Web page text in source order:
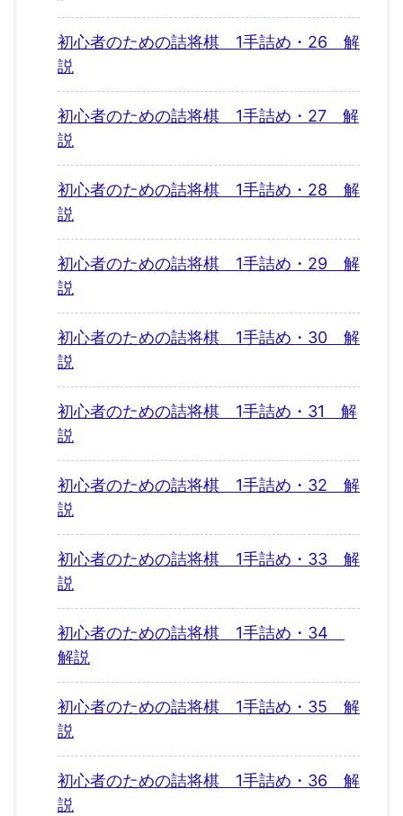
初心者のための詰将棋 1手詰め・26 解
説
初心者のための詰将棋 1手詰め・27 解
説
初心者のための詰将棋 1手詰め・28 解
説
初心者のための詰将棋 1手詰め・29 解
説
初心者のための詰将棋 1手詰め・30 解
説
初心者のための詰将棋 1手詰め・31 解
説
初心者のための詰将棋 1手詰め・32 解
説
初心者のための詰将棋 1手詰め・33 解
説
初心者のための詰将棋 1手詰め・34
解説
初心者のための詰将棋 1手詰め・35 解
説
初心者のための詰将棋 1手詰め・36 解
説